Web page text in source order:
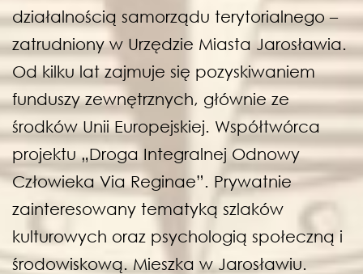
działalnością samorządu terytorialnego –
zatrudniony w Urzędzie Miasta Jarosławia.
Od kilku lat zajmuje się pozyskiwaniem
funduszy zewnętrznych, głównie ze
środków Unii Europejskiej. Współtwórca
projektu „Droga Integralnej Odnowy
Człowieka Via Reginae”. Prywatnie
zainteresowany tematyką szlaków
kulturowych oraz psychologią społeczną i
środowiskową. Mieszka w Jarosławiu.